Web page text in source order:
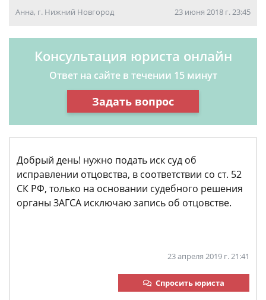
Анна, г. Нижний Новгород 23 июня 2018 г. 23:45
Консультация юриста онлайн
Ответ на сайте в течении 15 минут
Задать вопрос
Добрый день! нужно подать иск суд об
исправлении отцовства, в соответствии со ст. 52
СК РФ, только на основании судебного решения
органы ЗАГСА исключаю запись об отцовстве.
23 апреля 2019 г. 21:41
Спросить юриста